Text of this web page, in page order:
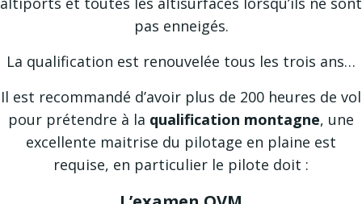
pas enneigés.
La qualification est renouvelée tous les trois ans…
Il est recommandé d’avoir plus de 200 heures de vol
pour prétendre à la qualification montagne, une
excellente maitrise du pilotage en plaine est
requise, en particulier le pilote doit :